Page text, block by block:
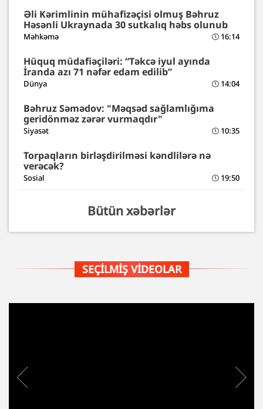
Əli Kərimlinin mühafizəçisi olmuş Bəhruz
Həsənli Ukraynada 30 sutkalıq həbs olunub
Məhkəmə 16:14
Hüquq müdafiəçiləri: “Təkcə iyul ayında
İranda azı 71 nəfər edam edilib”
Dünya 14:04
Bəhruz Səmədov: "Məqsəd sağlamlığıma
geridönməz zərər vurmaqdır"
Siyasət 10:35
Torpaqların birləşdirilməsi kəndlilərə nə
verəcək?
Sosial 19:50
Bütün xəbərlər
SEÇILMIŞ VIDEOLAR